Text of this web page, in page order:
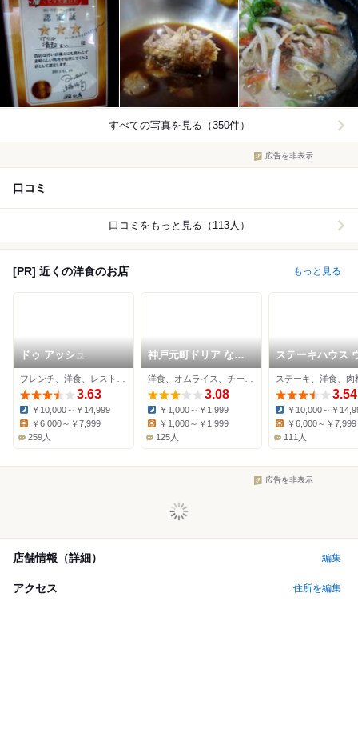
すべての写真を見る（350件）
広告を非表示
口コミ
口コミをもっと見る（113人）
[PR] 近くの洋食のお店 もっと見る
ドゥ アッシュ
3.63
Dinner:
￥10,000～￥14,999
￥6,000～￥7,999
259人
神戸元町ドリア なん
ばパークス店
3.08
Dinner:
￥1,000～￥1,999
￥1,000～￥1,999
125人
ステーキハウス
スキーノヴァ
ステーキ、洋食、肉
3.54
Dinner:
￥10,000～￥
￥6,000～￥7,999
111人
広告を非表示
店舗情報（詳細） 編集
アクセス 住所を編集